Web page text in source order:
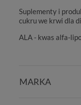
Suplementy i
cukru we krwi dla
ALA - kwas alfa-
MARKA